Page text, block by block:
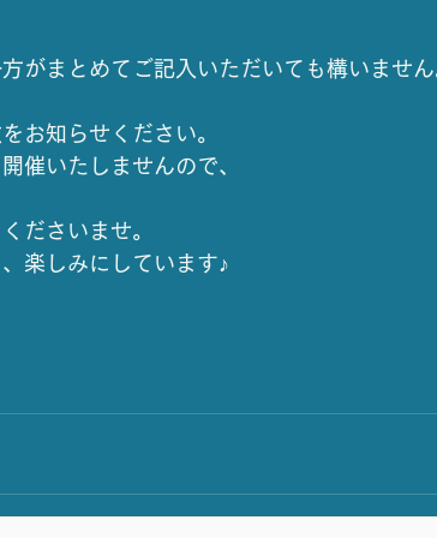
がまとめてご記入いただいても構いませ
お知らせください。
催いたしませんので、
ださいませ。
楽しみにしています♪